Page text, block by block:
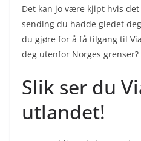
Det kan jo være kjipt hvis
sending du hadde gledet
du gjøre for å få tilgang til
deg utenfor Norges grenser?
Slik ser du
utlandet!